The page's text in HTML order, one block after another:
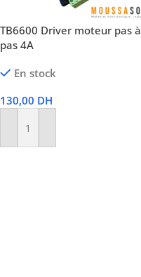
TB6600 Driver moteur pas à
pas 4A
En stock
130,00 DH
Ajouter Au Panier